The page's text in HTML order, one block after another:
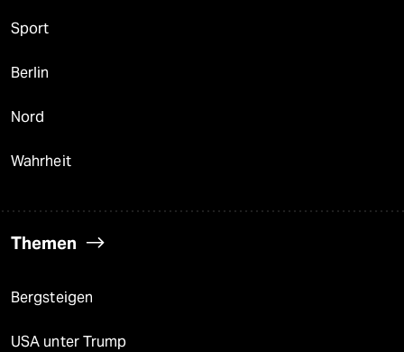
Sport
Berlin
Nord
Wahrheit
Themen
Bergsteigen
USA unter Trump